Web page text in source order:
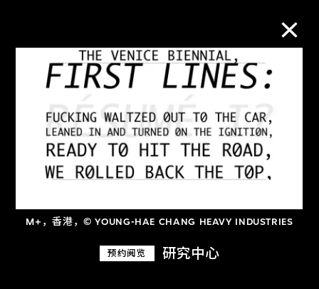
M+，香港，© YOUNG-HAE CHANG HEAVY INDUSTRIES
预约阅览 研究中心
M+藏品
进一步筛选 搜索
关于M+藏品
探索世界顶级的二十及二十一世纪视觉